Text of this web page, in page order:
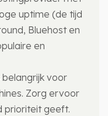
uptime (de tijd
Bluehost en
en
belangrijk voor
Zorg ervoor
prioriteit geeft.